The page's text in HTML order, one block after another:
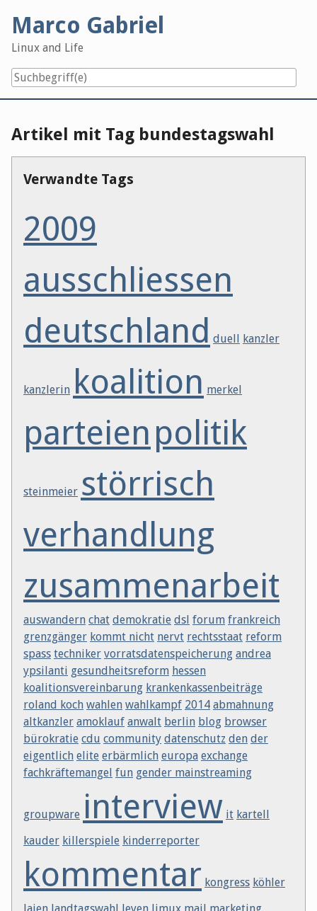
content
Marco Gabriel
Linux and Life
Artikel mit Tag bundestagswahl
Verwandte Tags
2009
ausschliessen
deutschland duell kanzler
kanzlerin koalition merkel
parteienpolitik
steinmeier störrisch
verhandlung
zusammenarbeit
auswandern chat demokratie dsl forum frankreich
grenzgänger kommt nicht nervt rechtsstaat reform
spass techniker vorratsdatenspeicherung andrea
ypsilanti gesundheitsreform hessen
koalitionsvereinbarung krankenkassenbeiträge
roland koch wahlen wahlkampf 2014 abmahnung
altkanzler amoklauf anwalt berlin blog browser
bürokratie cdu community datenschutz den der
eigentlich elite erbärmlich europa exchange
fachkräftemangel fun gender mainstreaming
groupware interview it kartell
kauder killerspiele kinderreporter
kommentar kongress köhler